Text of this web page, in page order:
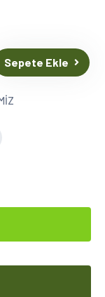
Sepete Ekle